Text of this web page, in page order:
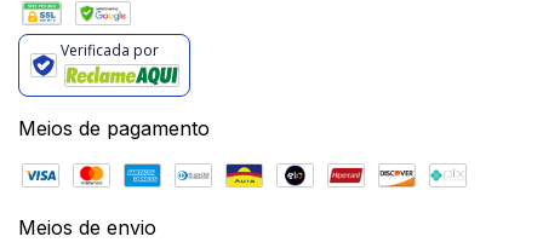
Verificada por
Meios de pagamento
Meios de envio